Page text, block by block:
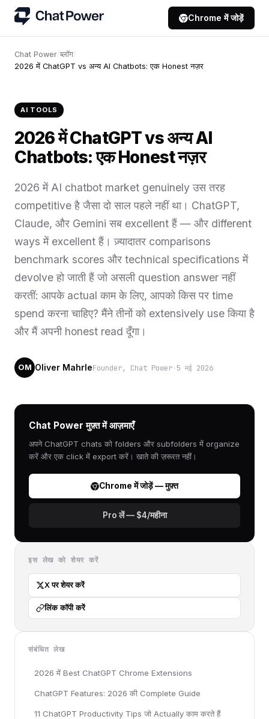
Chrome में जोड़ें
Chat Power/ब्लॉग/
2026 में ChatGPT vs अन्य AI Chatbots: एक Honest नज़र
AI TOOLS
2026 में ChatGPT vs अन्य AI
Chatbots: एक Honest नज़र
2026 में AI chatbot market genuinely उस तरह
competitive है जैसा दो साल पहले नहीं था। ChatGPT,
Claude, और Gemini सब excellent हैं — और different
ways में excellent हैं। ज़्यादातर comparisons
benchmark scores और technical specifications में
devolve हो जाती हैं जो असली question answer नहीं
करतीं: आपके actual काम के लिए, आपको किस पर time
spend करना चाहिए? मैंने तीनों को extensively use किया है
और मैं अपनी honest read दूँगा।
OM Oliver MahrleFounder, Chat Power ·5 मई 2026
Chat Power मुफ़्त में आज़माएँ
अपने ChatGPT chats को folders और subfolders में organize
करें और एक click में export करें। खाते की ज़रूरत नहीं।
Chrome में जोड़ें — मुफ़्त
Pro लें — $4/महीना
इस लेख को शेयर करें
X पर शेयर करें
लिंक कॉपी करें
संबंधित लेख
2026 में Best ChatGPT Chrome Extensions
ChatGPT Features: 2026 की Complete Guide
11 ChatGPT Productivity Tips जो Actually काम करते हैं